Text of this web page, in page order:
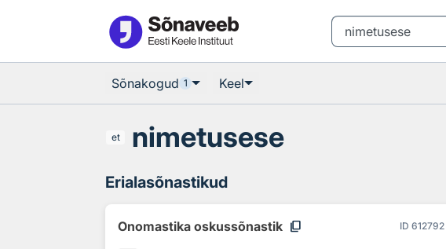
Sõnakogud 1 Keel
et nimetusese
Erialasõnastikud
Onomastika oskussõnastik content_copy ID 612792